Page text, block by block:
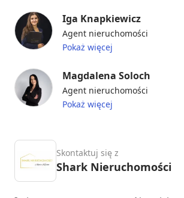
Iga Knapkiewicz
Agent nieruchomości
Pokaż więcej
Magdalena Soloch
Agent nieruchomości
Pokaż więcej
Skontaktuj się z
Shark Nieruchomości